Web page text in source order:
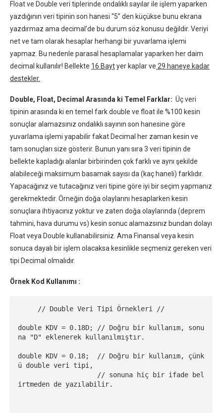
Float ve Double veri tiplerinde ondalıklı sayılar ile işlem yaparken
yazdığının veri tipinin son hanesi “5” den küçükse bunu ekrana
yazdırmaz ama decimal’de bu durum söz konusu değildir. Veriyi
net ve tam olarak hesaplar herhangi bir yuvarlama işlemi
yapmaz. Bu nedenle parasal hesaplamalar yaparken her daim
decimal kullanılır! Bellekte 16 Baytyer kaplar ve 29 haneye kadar
destekler.
Double, Float, Decimal Arasında ki Temel Farklar: Üç veri
tipinin arasında ki en temel fark double ve float ile %100 kesin
sonuçlar alamazsınız ondalıklı sayının son hanesine göre
yuvarlama işlemi yapabilir fakat Decimal her zaman kesin ve
tam sonuçları size gösterir. Bunun yanı sıra 3 veri tipinin de
bellekte kapladığı alanlar birbirinden çok farklı ve aynı şekilde
alabileceği maksimum basamak sayısı da (kaç haneli) farklıdır.
Yapacağınız ve tutacağınız veri tipine göre iyi bir seçim yapmanız
gerekmektedir. Örneğin doğa olaylarını hesaplarken kesin
sonuçlara ihtiyacınız yoktur ve zaten doğa olaylarında (deprem
tahmini, hava durumu vs) kesin sonuc alamazsınız bundan dolayı
Float veya Double kullanabilirsiniz. Ama Finansal veya kesin
sonuca dayalı bir işlem olacaksa kesinlikle seçmeniz gereken veri
tipi Decimal olmalıdır.
Örnek Kod Kullanımı :
double KDV = 0.18D; // Doğru bir kullanım, sonu
na "D" eklenerek kullanılmıştır.
double KDV = 0.18;  // Doğru bir kullanım, çünk
ü double veri tipi,
irtmeden de yazılabilir.